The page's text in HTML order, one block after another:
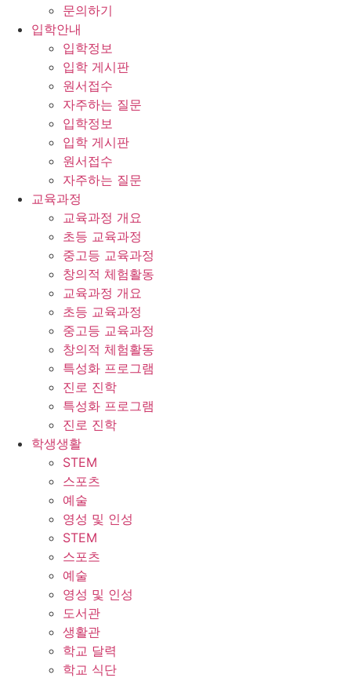
문의하기
입학안내
입학정보
입학 게시판
원서접수
자주하는 질문
입학정보
입학 게시판
원서접수
자주하는 질문
교육과정
교육과정 개요
초등 교육과정
중고등 교육과정
창의적 체험활동
교육과정 개요
초등 교육과정
중고등 교육과정
창의적 체험활동
특성화 프로그램
진로 진학
특성화 프로그램
진로 진학
학생생활
STEM
스포츠
예술
영성 및 인성
STEM
스포츠
예술
영성 및 인성
도서관
생활관
학교 달력
학교 식단